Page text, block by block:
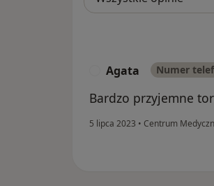
Agata Numer
Bardzo przyjemne
5 lipca 2023 • Centrum